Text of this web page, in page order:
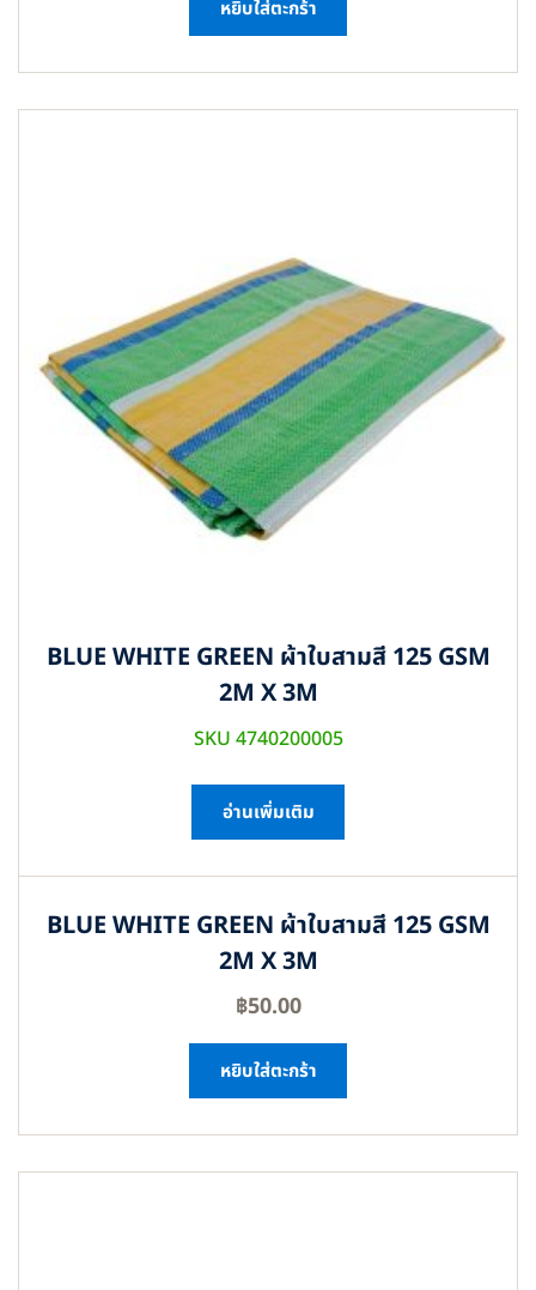
หยิบใส่ตะกร้า
BLUE WHITE GREEN ผ้าใบสามสี 125 GSM
2M X 3M
SKU 4740200005
อ่านเพิ่มเติม
BLUE WHITE GREEN ผ้าใบสามสี 125 GSM
2M X 3M
฿50.00
หยิบใส่ตะกร้า